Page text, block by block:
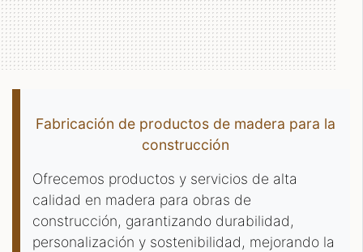
Fabricación de productos de madera para la
construcción
Ofrecemos productos y servicios de alta
calidad en madera para obras de
construcción, garantizando durabilidad,
personalización y sostenibilidad, mejorando la